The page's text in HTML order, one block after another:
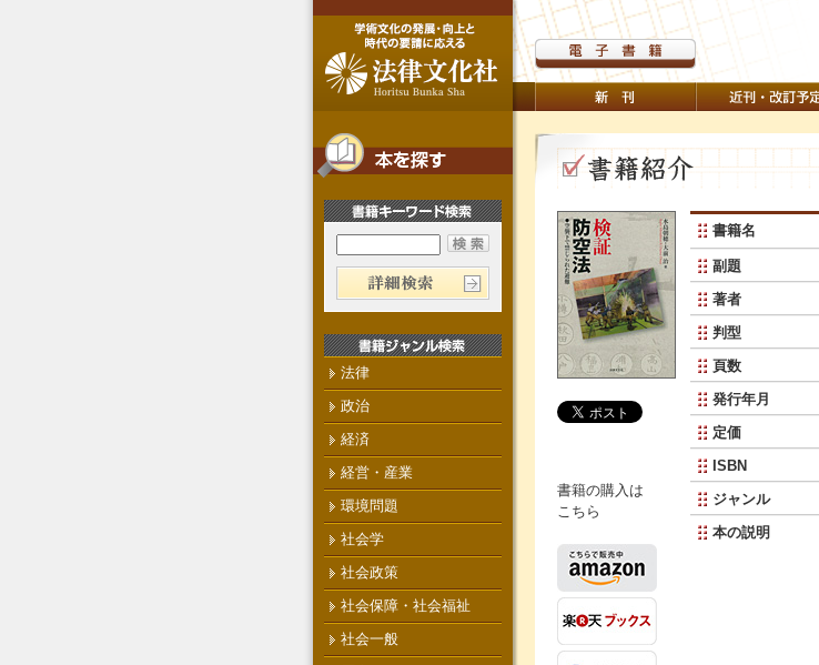
書籍の購入は
こちら
書籍名
副題
著者
判型
頁数
発行年月
定価
ISBN
ジャンル
本の説明
法律
政治
経済
経営・産業
環境問題
社会学
社会政策
社会保障・社会福祉
社会一般